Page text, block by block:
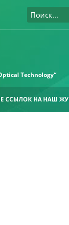
Technology“
ССЫЛОК НА НАШ